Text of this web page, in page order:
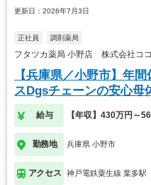
更新日：2026年7月3日
正社員 調剤薬局
フタツカ薬局 小野店 株式会社コ
【兵庫県／小野市】年
スDgsチェーンの安心母
給与 【年収】430万円～
勤務地 兵庫県 小野市
アクセス 神戸電鉄粟生線 葉多駅